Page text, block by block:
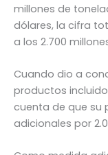
millones de
dólares, la cifra
a los 2.700
Cuando dio a
productos
cuenta de que su
adicionales por